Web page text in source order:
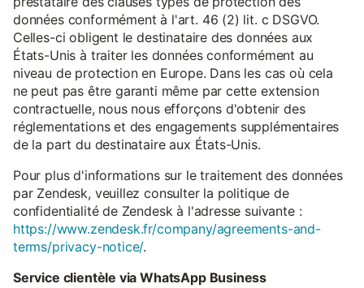
données conformément à l'art. 46 (2) lit. c DSGVO.
Celles-ci obligent le destinataire des données aux
États-Unis à traiter les données conformément au
niveau de protection en Europe. Dans les cas où cela
ne peut pas être garanti même par cette extension
contractuelle, nous nous efforçons d'obtenir des
réglementations et des engagements supplémentaires
de la part du destinataire aux États-Unis.
Pour plus d'informations sur le traitement des données
par Zendesk, veuillez consulter la politique de
confidentialité de Zendesk à l'adresse suivante :
https://www.zendesk.fr/company/agreements-and-
terms/privacy-notice/.
Service clientèle via WhatsApp Business